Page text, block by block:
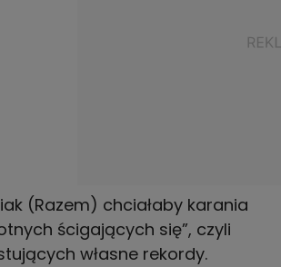
(Razem) chciałaby karania
ścigających się”, czyli
własne rekordy.